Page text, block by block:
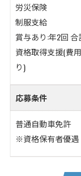
労災保険
制服支給
賞与あり:年2回
資格取得支援(費
り)
応募条件
普通自動車免許
※資格保有者優遇